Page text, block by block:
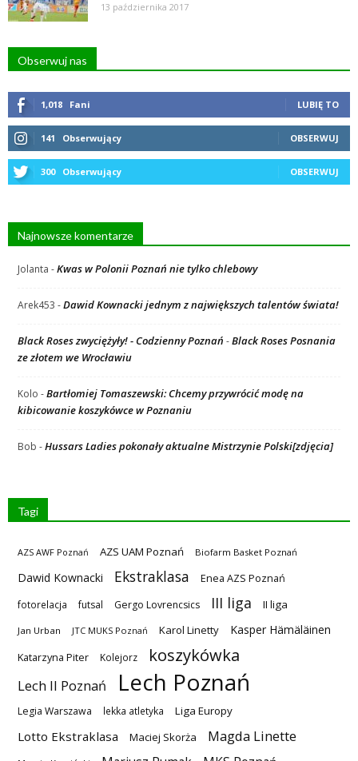
13 października 2017
Obserwuj nas
1,018 Fani LUBIĘ TO
141 Obserwujący OBSERWUJ
300 Obserwujący OBSERWUJ
Najnowsze komentarze
Jolanta -Kwas w Polonii Poznań nie tylko chlebowy
Arek453 -Dawid Kownacki jednym z największych talentów świata!
Black Roses zwyciężyły! - Codzienny Poznań -Black Roses Posnania
ze złotem we Wrocławiu
Kolo -Bartłomiej Tomaszewski: Chcemy przywrócić modę na
kibicowanie koszykówce w Poznaniu
Bob -Hussars Ladies pokonały aktualne Mistrzynie Polski[zdjęcia]
Tagi
AZS AWF Poznań AZS UAM Poznań Biofarm Basket Poznań
Dawid Kownacki Ekstraklasa Enea AZS Poznań
fotorelacja futsal Gergo Lovrencsics III liga II liga
Jan Urban JTC MUKS Poznań Karol Linetty Kasper Hämäläinen
Katarzyna Piter Kolejorz koszykówka
Lech II Poznań Lech Poznań
Legia Warszawa lekka atletyka Liga Europy
Lotto Ekstraklasa Maciej Skorża Magda Linette